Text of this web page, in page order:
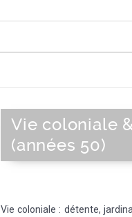
Vie coloniale
(années 50)
Vie coloniale : détente,